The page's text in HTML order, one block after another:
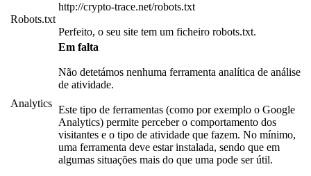
Robots.txt
http://crypto-trace.net/robots.txt
Perfeito, o seu site tem um ficheiro robots.txt.
Analytics
Em falta
Não detetámos nenhuma ferramenta analítica de análise
de atividade.
Este tipo de ferramentas (como por exemplo o Google
Analytics) permite perceber o comportamento dos
visitantes e o tipo de atividade que fazem. No mínimo,
uma ferramenta deve estar instalada, sendo que em
algumas situações mais do que uma pode ser útil.